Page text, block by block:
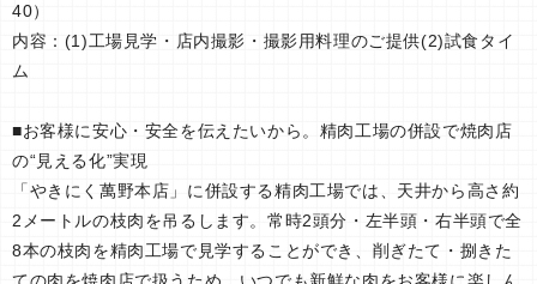
40）
内容：(1)工場見学・店内撮影・撮影用料理のご提供(2)試食タイ
ム
■お客様に安心・安全を伝えたいから。精肉工場の併設で焼肉店
の“見える化”実現
「やきにく萬野本店」に併設する精肉工場では、天井から高さ約
2メートルの枝肉を吊るします。常時2頭分・左半頭・右半頭で全
8本の枝肉を精肉工場で見学することができ、削ぎたて・捌きた